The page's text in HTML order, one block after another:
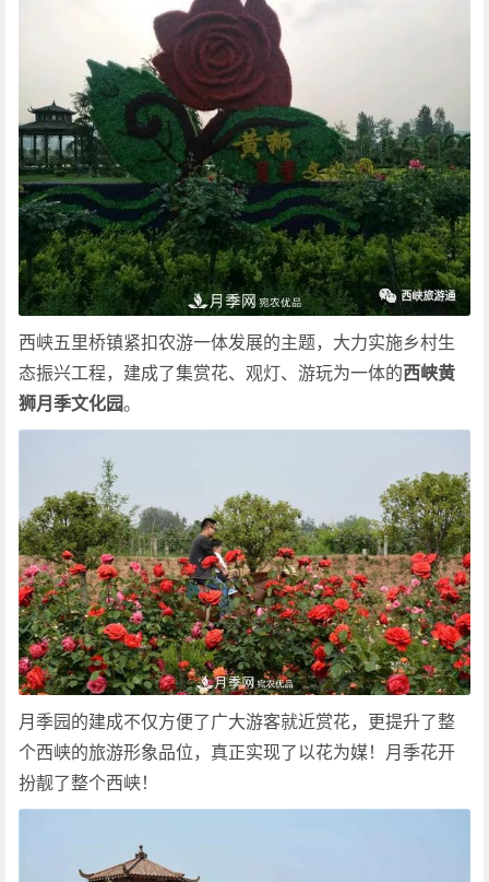
西峡五里桥镇紧扣农游一体发展的主题，大力实施乡村生
态振兴工程，建成了集赏花、观灯、游玩为一体的西峡黄
狮月季文化园。
月季园的建成不仅方便了广大游客就近赏花，更提升了整
个西峡的旅游形象品位，真正实现了以花为媒！月季花开
扮靓了整个西峡！